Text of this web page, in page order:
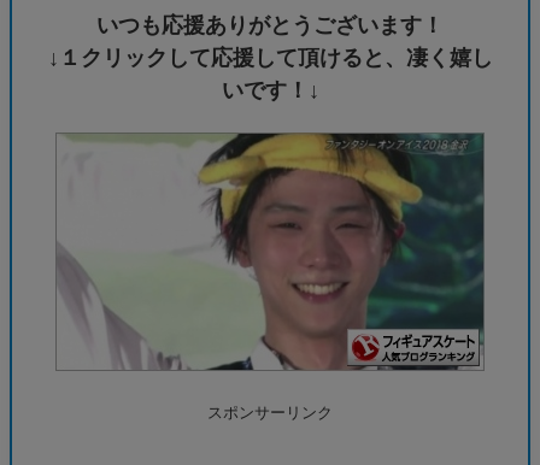
いつも応援ありがとうございます！
↓１クリックして応援して頂けると、凄く嬉し
いです！↓
スポンサーリンク